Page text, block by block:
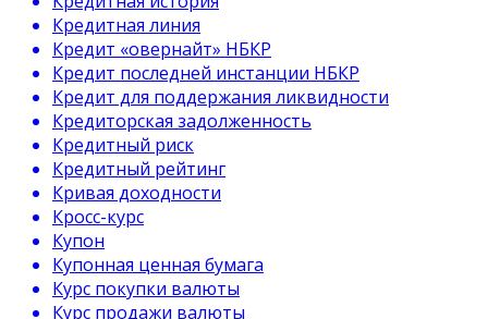
Кредитная линия
Кредит «овернайт» НБКР
Кредит последней инстанции НБКР
Кредит для поддержания ликвидности
Кредиторская задолженность
Кредитный риск
Кредитный рейтинг
Кривая доходности
Кросс-курс
Купон
Купонная ценная бумага
Курс покупки валюты
Курс продажи валюты